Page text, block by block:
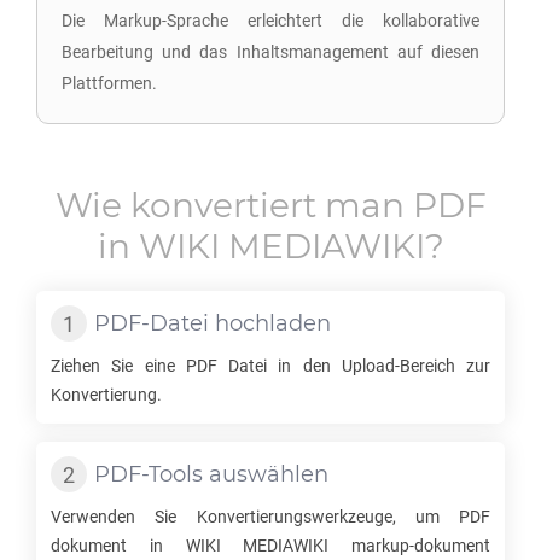
Die Markup-Sprache erleichtert die kollaborative
Bearbeitung und das Inhaltsmanagement auf diesen
Plattformen.
Wie konvertiert man PDF
in WIKI MEDIAWIKI?
PDF-Datei hochladen
Ziehen Sie eine PDFDatei in den Upload-Bereich zur
Konvertierung.
PDF-Tools auswählen
Verwenden Sie Konvertierungswerkzeuge, um PDF
dokument in WIKI MEDIAWIKI markup-dokument